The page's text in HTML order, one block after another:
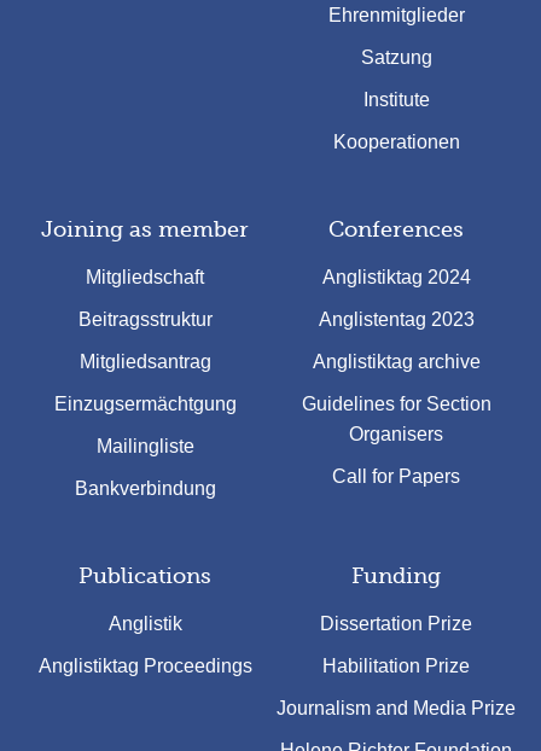
Ehrenmitglieder
Satzung
Institute
Kooperationen
Joining as member
Mitgliedschaft
Beitragsstruktur
Mitgliedsantrag
Einzugsermächtgung
Mailingliste
Bankverbindung
Conferences
Anglistiktag 2024
Anglistentag 2023
Anglistiktag archive
Guidelines for Section
Organisers
Call for Papers
Publications
Anglistik
Anglistiktag Proceedings
Funding
Dissertation Prize
Habilitation Prize
Journalism and Media Prize